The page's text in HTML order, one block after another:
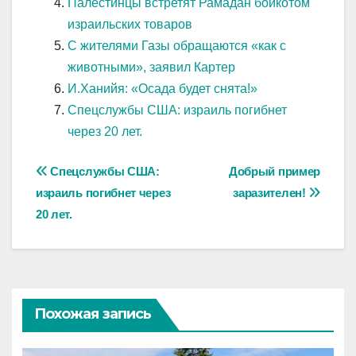
Палестинцы встретят Рамадан бойкотом
израильских товаров
С жителями Газы обращаются «как с
животными», заявил Картер
И.Ханийя: «Осада будет снята!»
Спецслужбы США: израиль погибнет
через 20 лет.
Навигация
по
записям
Добрый пример
заразителен!
Спецслужбы США:
израиль погибнет через
20 лет.
Похожая запись